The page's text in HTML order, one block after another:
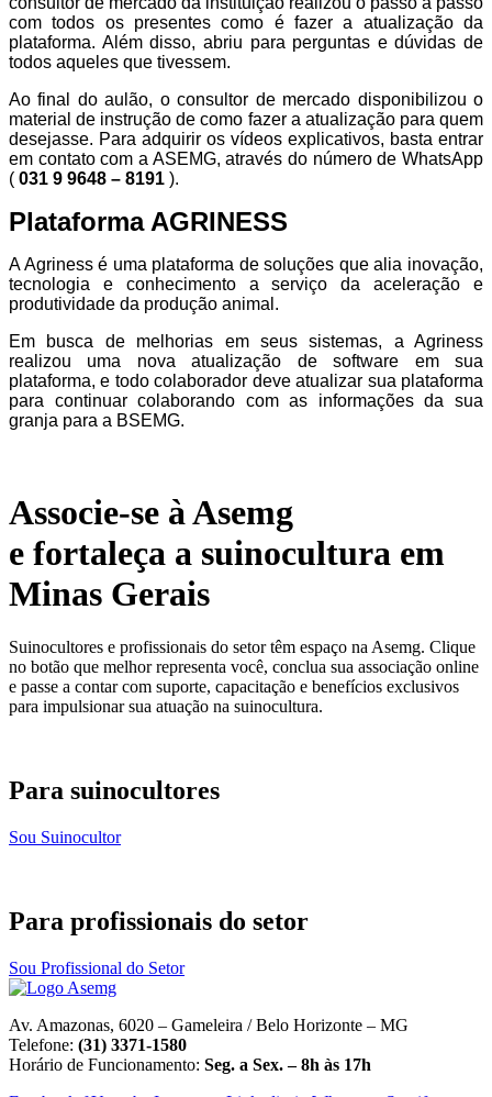
com todos os presentes como é fazer a atualização da
plataforma. Além disso, abriu para perguntas e dúvidas de
todos aqueles que tivessem.
Ao final do aulão, o consultor de mercado disponibilizou o
material de instrução de como fazer a atualização para quem
desejasse. Para adquirir os vídeos explicativos, basta entrar
em contato com a ASEMG, através do número de WhatsApp
( 031 9 9648 – 8191 ).
Plataforma AGRINESS
A Agriness é uma plataforma de soluções que alia inovação,
tecnologia e conhecimento a serviço da aceleração e
produtividade da produção animal.
Em busca de melhorias em seus sistemas, a Agriness
realizou uma nova atualização de software em sua
plataforma, e todo colaborador deve atualizar sua plataforma
para continuar colaborando com as informações da sua
granja para a BSEMG.
Associe-se à Asemg
e fortaleça a suinocultura em
Minas Gerais
Suinocultores e profissionais do setor têm espaço na Asemg. Clique
no botão que melhor representa você, conclua sua associação online
e passe a contar com suporte, capacitação e benefícios exclusivos
para impulsionar sua atuação na suinocultura.
Para suinocultores
Sou Suinocultor
Para profissionais do setor
Sou Profissional do Setor
Av. Amazonas, 6020 – Gameleira / Belo Horizonte – MG
Telefone: (31) 3371-1580
Horário de Funcionamento: Seg. a Sex. – 8h às 17h